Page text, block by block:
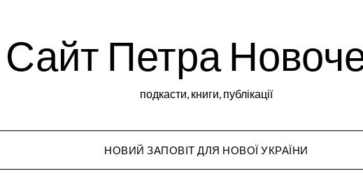
Сайт Петра
подкасти, книги, публікації
НОВИЙ ЗАПОВІТ ДЛЯ НОВОЇ УКРАЇНИ